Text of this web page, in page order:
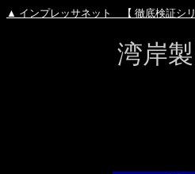
▲ インプレッサネット 【 徹底検証シ
湾岸